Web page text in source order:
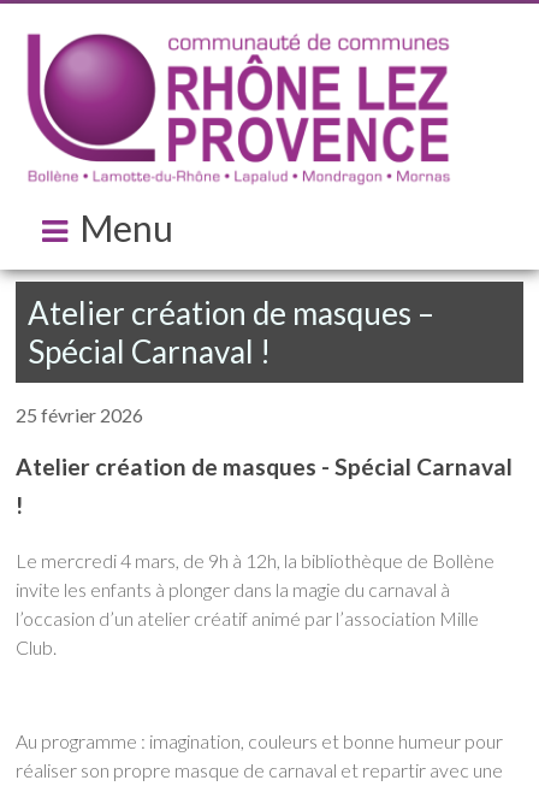
Menu
Atelier création de masques –
Spécial Carnaval !
25 février 2026
Atelier création de masques - Spécial Carnaval
!
Le mercredi 4 mars, de 9h à 12h, la bibliothèque de Bollène
invite les enfants à plonger dans la magie du carnaval à
l’occasion d’un atelier créatif animé par l’association Mille
Club.
Au programme : imagination, couleurs et bonne humeur pour
réaliser son propre masque de carnaval et repartir avec une